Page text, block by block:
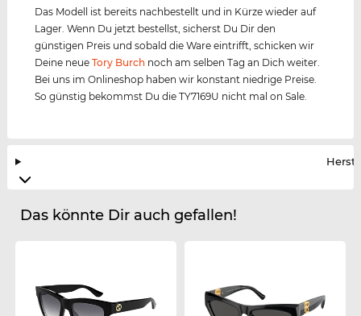
Das Modell ist bereits nachbestellt und in Kürze wieder auf
Lager. Wenn Du jetzt bestellst, sicherst Du Dir den
günstigen Preis und sobald die Ware eintrifft, schicken wir
Deine neueTory Burch noch am selben Tag an Dich weiter.
Bei uns im Onlineshop haben wir konstant niedrige Preise.
So günstig bekommst Du die TY7169U nicht mal on Sale.
Das könnte Dir auch gefallen!